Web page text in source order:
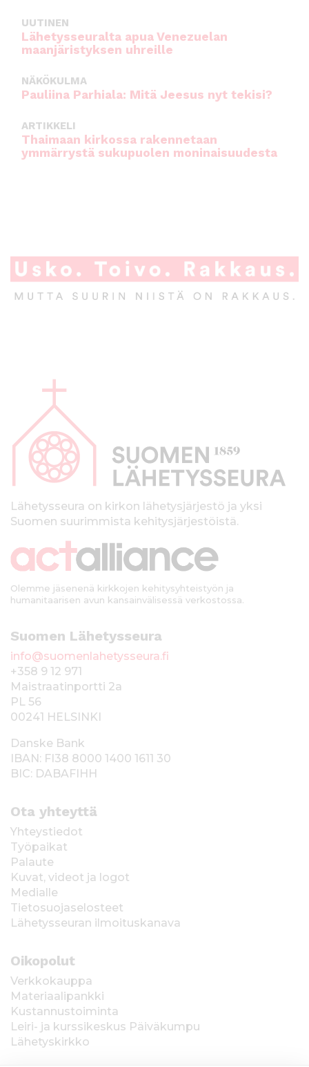
UUTINEN
Lähetysseuralta apua Venezuelan
maanjäristyksen uhreille
NÄKÖKULMA
Pauliina Parhiala: Mitä Jeesus nyt tekisi?
ARTIKKELI
Thaimaan kirkossa rakennetaan
ymmärrystä sukupuolen moninaisuudesta
p
kLähetysseura on kirkon lähetysjärjestö ja yksi
Suomen suurimmista kehitysjärjestöistä.
Olemme jäsenenä kirkkojen kehitysyhteistyön ja
humanitaarisen avun kansainvälisessä verkostossa.
Suomen Lähetysseura
info@suomenlahetysseura.fi
+358 9 12 971
Maistraatinportti 2a
PL 56
00241 HELSINKI
Danske Bank
IBAN: FI38 8000 1400 1611 30
BIC: DABAFIHH
Ota yhteyttä
Yhteystiedot
Työpaikat
Palaute
Kuvat, videot ja logot
Medialle
Tietosuojaselosteet
Lähetysseuran ilmoituskanava
Oikopolut
Verkkokauppa
Materiaalipankki
Kustannustoiminta
Leiri- ja kurssikeskus Päiväkumpu
Lähetyskirkko